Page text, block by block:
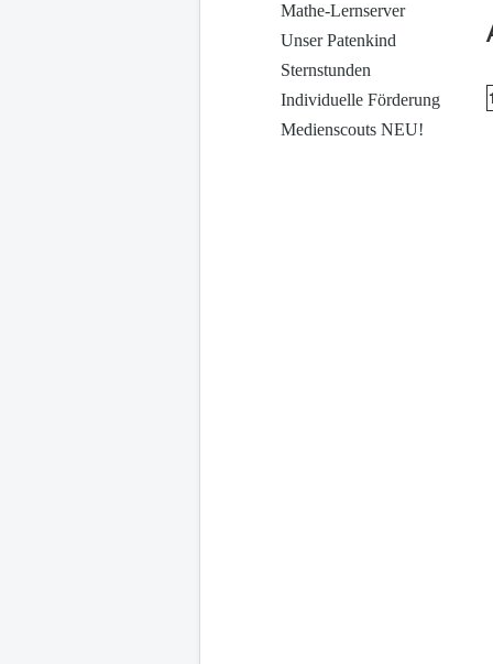
Mathe-Lernserver
Unser Patenkind
Sternstunden
Individuelle Förderung
Medienscouts NEU!